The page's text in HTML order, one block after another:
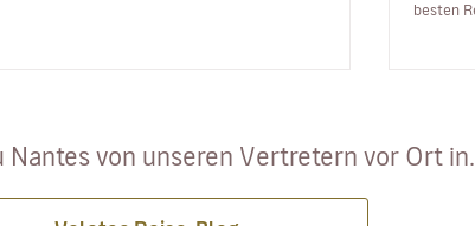
besten
von unseren Vertretern vor Ort in...